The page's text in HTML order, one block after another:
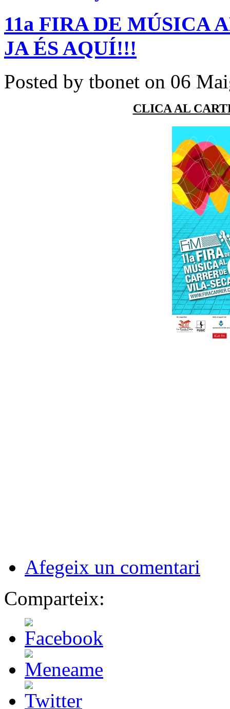
11a FIRA DE MÚSICA
JA ÉS AQUÍ!!!
Posted by tbonet on 06
CLICA AL
Afegeix un comentari
Comparteix: